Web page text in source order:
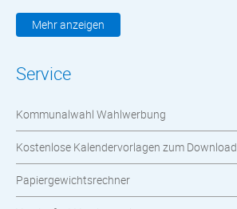
Kleidung & Textilien
meinOrt
Nachhaltige Produkte
Wahlen
Mehr anzeigen
Service
Kommunalwahl Wahlwerbung
Kostenlose Kalendervorlagen zum Download
Papiergewichtsrechner